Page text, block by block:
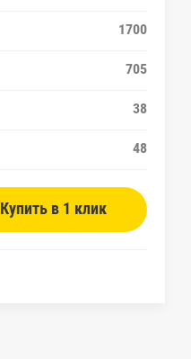
1700
705
38
48
Купить в 1 клик